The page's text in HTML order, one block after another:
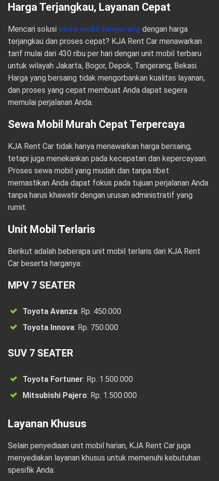
Harga Terjangkau, Layanan Cepat
Mencari solusi sewa mobil tangerang dengan harga
terjangkau dan proses cepat? KJA Rent Car menawarkan
tarif mulai dari 430 ribu per hari dengan unit mobil terbaru
untuk wilayah Jakarta, Bogor, Depok, Tangerang, Bekasi.
Harga yang bersaing tidak mengorbankan kualitas layanan,
dan proses yang cepat membuat Anda dapat segera
memulai perjalanan Anda.
Sewa Mobil Murah Cepat Terpercaya
KJA Rent Car tidak hanya menawarkan harga bersaing,
tetapi juga menekankan pada kecepatan dan kepercayaan.
Proses sewa mobil yang mudah dan tanpa ribet
memastikan Anda dapat fokus pada tujuan perjalanan Anda
tanpa harus khawatir dengan urusan administratif yang
rumit.
Unit Mobil Terlaris
Berikut adalah beberapa unit mobil terlaris dari KJA Rent
Car beserta harganya:
MPV 7 SEATER
Toyota Avanza: Rp. 450.000
Toyota Innova: Rp. 750.000
SUV 7 SEATER
Toyota Fortuner: Rp. 1.500.000
Mitsubishi Pajero: Rp. 1.500.000
Layanan Khusus
Selain penyediaan unit mobil harian, KJA Rent Car juga
menyediakan layanan khusus untuk memenuhi kebutuhan
spesifik Anda: